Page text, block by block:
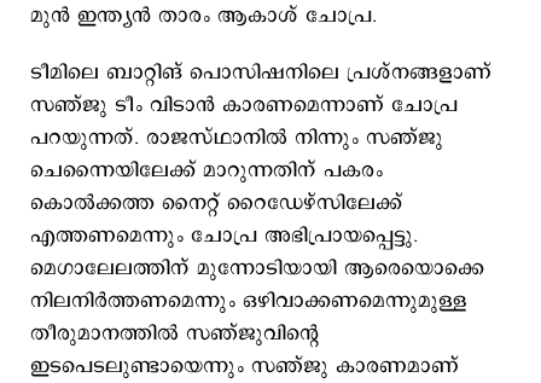
മുന്‍ ഇന്ത്യന്‍ താരം ആകാശ് ചോപ്ര.
ടീമിലെ ബാറ്റിങ് പൊസിഷനിലെ പ്രശ്നങ്ങളാണ്
സഞ്ജു ടീം വിടാന്‍ കാരണമെന്നാണ് ചോപ്ര
പറയുന്നത്. രാജസ്ഥാനില്‍ നിന്നും സഞ്ജു
ചെന്നൈയിലേക്ക് മാറുന്നതിന് പകരം
കൊല്‍ക്കത്ത നൈറ്റ് റൈഡേഴ്സിലേക്ക്
എത്തണമെന്നും ചോപ്ര അഭിപ്രായപ്പെട്ടു.
മെഗാലേലത്തിന് മുന്നോടിയായി ആരെയൊക്കെ
നിലനിര്‍ത്തണമെന്നും ഒഴിവാക്കണമെന്നുമുള്ള
തീരുമാനത്തില്‍ സഞ്ജുവിന്‍റെ
ഇടപെടലുണ്ടായെന്നും സഞ്ജു കാരണമാണ്